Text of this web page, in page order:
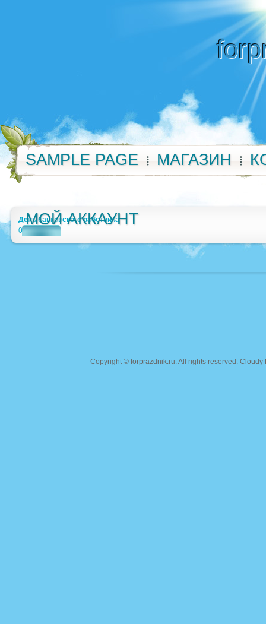
SAMPLE PAGE МАГАЗИН
МОЙ АККАУНТ
День банковского работника
0
Copyright © forprazdnik.ru. All rights reserved.